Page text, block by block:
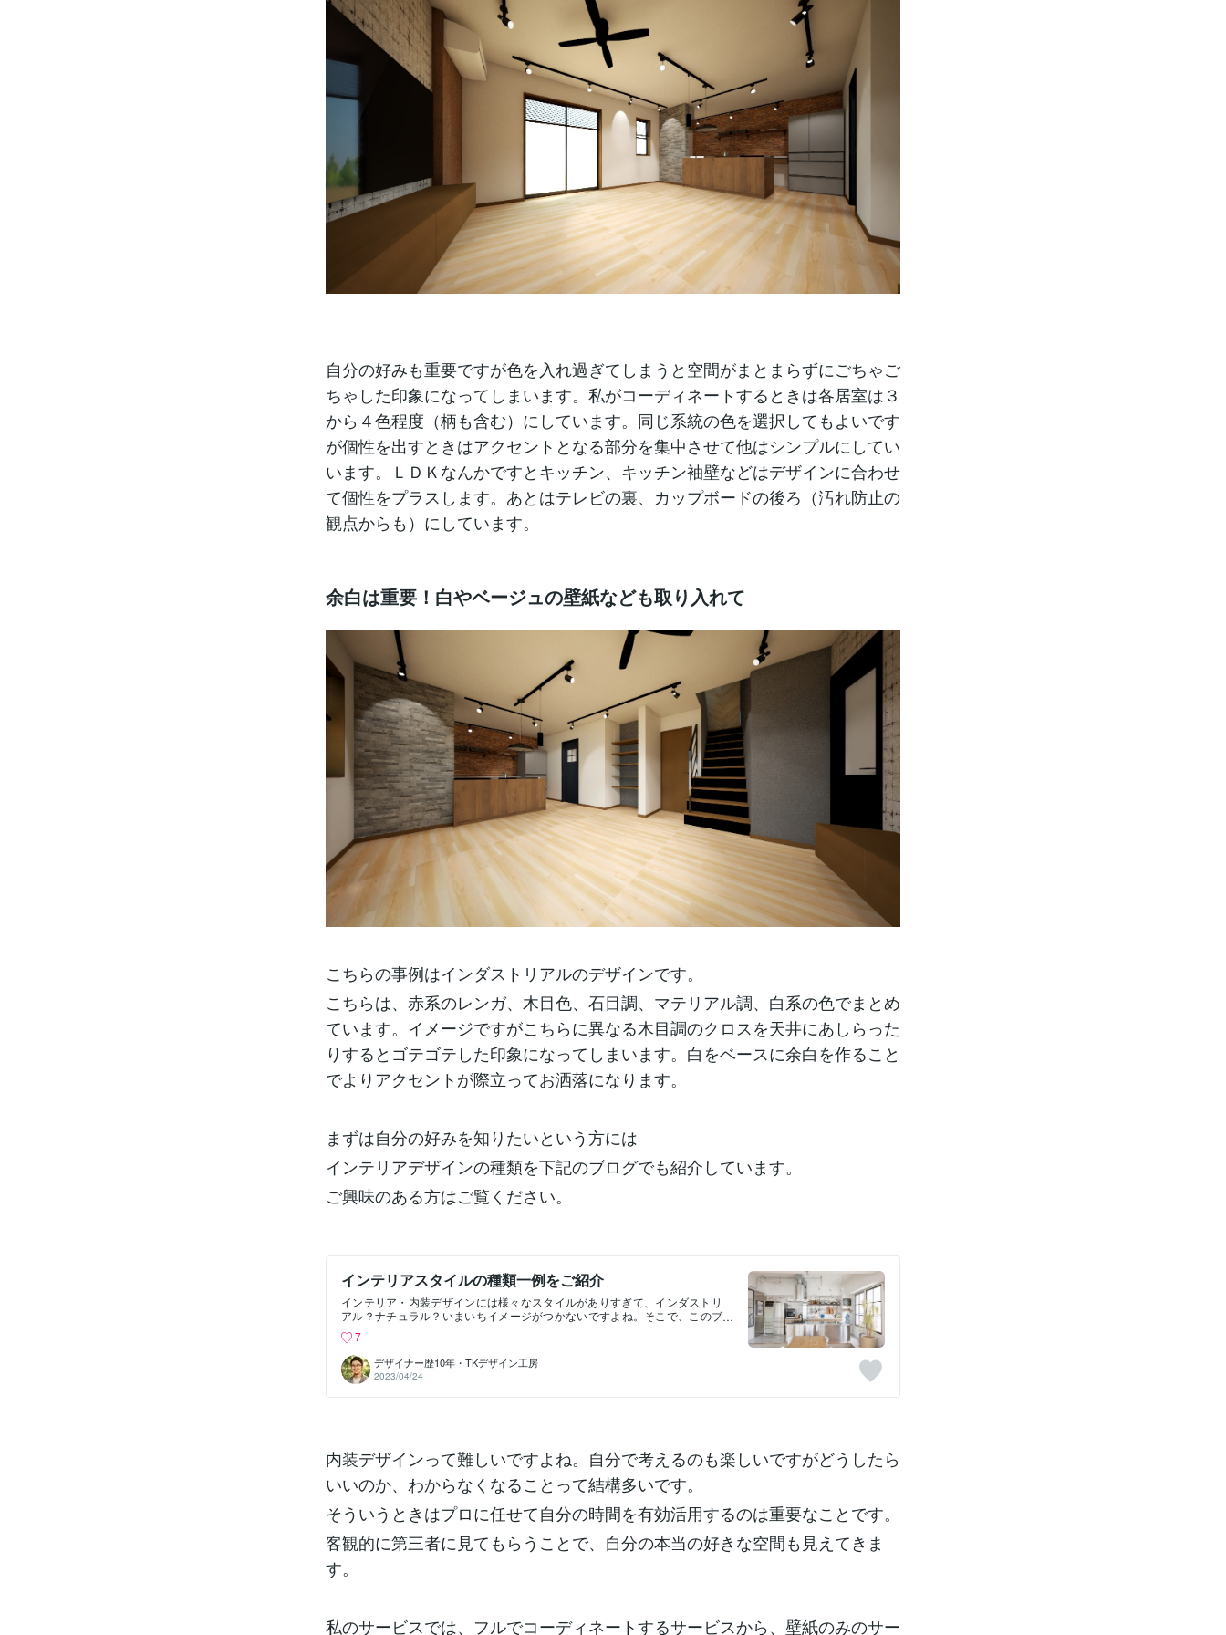
自分の好みも重要ですが色を入れ過ぎてしまうと空間がまとまらずにごちゃご
ちゃした印象になってしまいます。私がコーディネートするときは各居室は３
から４色程度（柄も含む）にしています。同じ系統の色を選択してもよいです
が個性を出すときはアクセントとなる部分を集中させて他はシンプルにしてい
います。ＬＤＫなんかですとキッチン、キッチン袖壁などはデザインに合わせ
て個性をプラスします。あとはテレビの裏、カップボードの後ろ（汚れ防止の
観点からも）にしています。
余白は重要！白やベージュの壁紙なども取り入れて
こちらの事例はインダストリアルのデザインです。
こちらは、赤系のレンガ、木目色、石目調、マテリアル調、白系の色でまとめ
ています。イメージですがこちらに異なる木目調のクロスを天井にあしらった
りするとゴテゴテした印象になってしまいます。白をベースに余白を作ること
でよりアクセントが際立ってお洒落になります。
まずは自分の好みを知りたいという方には
インテリアデザインの種類を下記のブログでも紹介しています。
ご興味のある方はご覧ください。
インテリアスタイルの種類一例をご紹介
インテリア・内装デザインには様々なスタイルがありすぎて、インダストリ
アル？ナチュラル？いまいちイメージがつかないですよね。そこで、このブ
ログでは代表的なスタイルを、そのイメージパースと一緒にまとめてみまし
た。自分の好みがどんなスタイルなのか、イメージがつかめればデザインの
ご依頼もしやすいと思います。①ナチュラルスタイル明るいナチュラル色の
木目をベースに、北欧風の要素を少し足したデザインです。温かみのある内
観で飽きの来ないデザインなのが特徴です。②北欧スタイル白を基調にカラ
フルな差し色を入れた、シンプルなデザインが特徴の北欧スタイル。内観が
ッシュモダンは、都会的なインテリア。 ブラックをアクセントに無機質な金
属やガラスを組み合わせて、非日常的な空間を作っていきます。無駄な装飾
が無く、飾り気が少ないテイストで、きっちりしたイメージのデザイン⑤イ
ンダストリアルインダストリアルテイストは、コンクリート、鉄、レンガ、
ブロックなどゴツゴツした素材と古木などを組み合わせた無骨で男っぽいイ
ンテリア。⑥ブルックリンブルックリンスタイルは、NYのブルックリン区の
倉庫や工場を思わせるレンガ壁と暗い茶色の木やヴィンテージウッド、黒の
アクセントクロス等を組み合わせた暗い印象のかっこいいインテリア。ヴィ
ェのような雰囲気が人気です。⑦西海岸
7
デザイナー歴10年・TKデザイン工房
2023/04/24
内装デザインって難しいですよね。自分で考えるのも楽しいですがどうしたら
いいのか、わからなくなることって結構多いです。
そういうときはプロに任せて自分の時間を有効活用するのは重要なことです。
客観的に第三者に見てもらうことで、自分の本当の好きな空間も見えてきま
す。
私のサービスでは、フルでコーディネートするサービスから、壁紙のみのサー